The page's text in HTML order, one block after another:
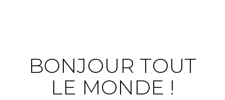
BONJOUR TOUT
LE MONDE !